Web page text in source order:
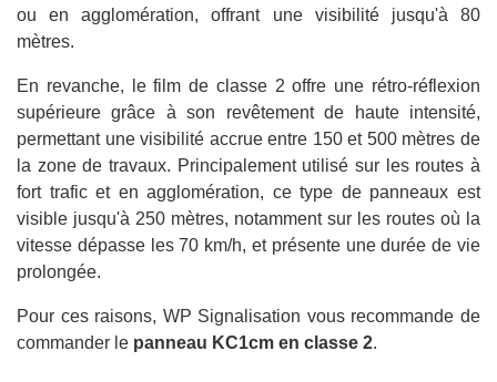
ou en agglomération, offrant une visibilité jusqu'à 80
mètres.
En revanche, le film de classe 2 offre une rétro-réflexion
supérieure grâce à son revêtement de haute intensité,
permettant une visibilité accrue entre 150 et 500 mètres de
la zone de travaux. Principalement utilisé sur les routes à
fort trafic et en agglomération, ce type de panneaux est
visible jusqu'à 250 mètres, notamment sur les routes où la
vitesse dépasse les 70 km/h, et présente une durée de vie
prolongée.
Pour ces raisons, WP Signalisation vous recommande de
commander le panneau KC1cm en classe 2.